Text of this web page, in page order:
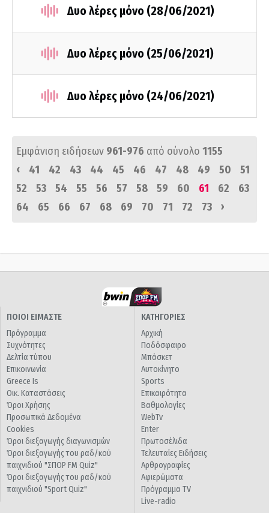
Δυο λέρες μόνο (28/06/2021)
Δυο λέρες μόνο (25/06/2021)
Δυο λέρες μόνο (24/06/2021)
Εμφάνιση ειδήσεων 961-976 από σύνολο 1155
‹
41 42 43 44 45 46 47 48 49 50
51
52
53 54 55 56 57 58 59 60 61 62
63
64
65 66 67 68 69 70 71 72 73 ›
ΠΟΙΟΙ ΕΙΜΑΣΤΕ
Πρόγραμμα
Συχνότητες
Δελτία τύπου
Επικοινωνία
Greece Is
Οικ. Καταστάσεις
Όροι Χρήσης
Προσωπικά Δεδομένα
Cookies
Όροι διεξαγωγής διαγωνισμών
Όροι διεξαγωγής του ραδ/κού
παιχνιδιού "ΣΠΟΡ FM Quiz"
Όροι διεξαγωγής του ραδ/κού
παιχνιδιού "Sport Quiz"
ΚΑΤΗΓΟΡΙΕΣ
Αρχική
Ποδόσφαιρο
Μπάσκετ
Αυτοκίνητο
Sports
Επικαιρότητα
Βαθμολογίες
WebTv
Enter
Πρωτοσέλιδα
Τελευταίες Ειδήσεις
Αρθρογραφίες
Αφιερώματα
Πρόγραμμα TV
Live-radio